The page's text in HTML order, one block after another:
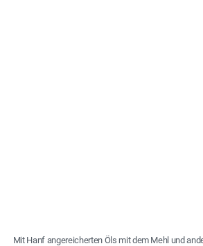
Mit Hanf angereicherten Öls mit dem Mehl und